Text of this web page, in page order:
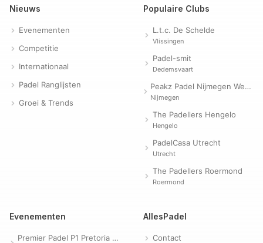
Nieuws
Evenementen
Competitie
Internationaal
Padel Ranglijsten
Groei & Trends
Populaire Clubs
L.t.c. De Schelde
Vlissingen
Padel-smit
Dedemsvaart
Peakz Padel Nijmegen Westerpark | Padelclub
Nijmegen
The Padellers Hengelo
Hengelo
PadelCasa Utrecht
Utrecht
The Padellers Roermond
Roermond
Evenementen
Premier Padel P1 Pretoria 2026
AllesPadel
Contact